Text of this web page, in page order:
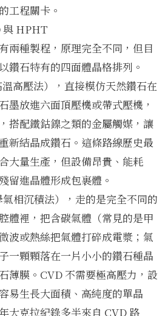
工程關卡。
與 HPHT
兩種製程，原理完全不同，但目
石特有的四面體晶格排列。
高壓法），直接模仿天然鑽石在
墨放進六面頂壓機或帶式壓機，
搭配鐵鈷鎳之類的金屬觸媒，讓
新結晶成鑽石。這條路線歷史最
大量生產，但設備昂貴、能耗
留進晶體形成包裹體。
相沉積法），走的是完全不同的
體裡，把含碳氣體（常見的是甲
波或熱絲把氣體打碎成電漿；氣
一顆顆落在一片小小的鑽石種晶
薄膜。CVD 不需要極高壓力，設
易生長大面積、高純度的單晶
克拉紀錄多半來自 CVD 路